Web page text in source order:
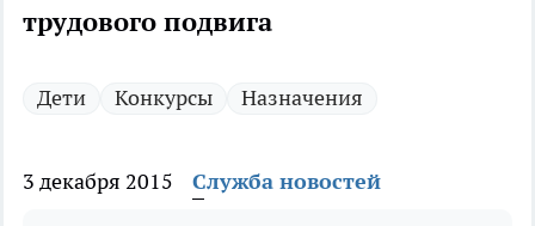
трудового подвига
Дети Конкурсы Назначения
3 декабря 2015 Служба новостей